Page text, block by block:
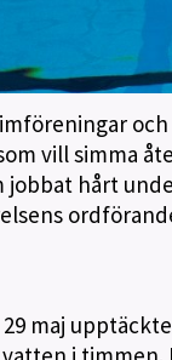
vill simma
hårt
maj